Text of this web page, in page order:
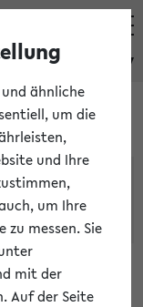
eKVV
Sie nach
ähnliche
um die
und Ihre
um Ihre
messen. Sie
mit der
Auf der Seite